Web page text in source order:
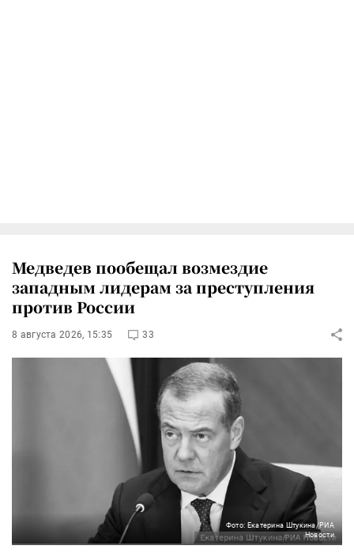
Медведев пообещал возмездие
западным лидерам за преступления
против России
8 августа 2026, 15:35 33
Фото: Екатерина Штукина/РИА
Новости